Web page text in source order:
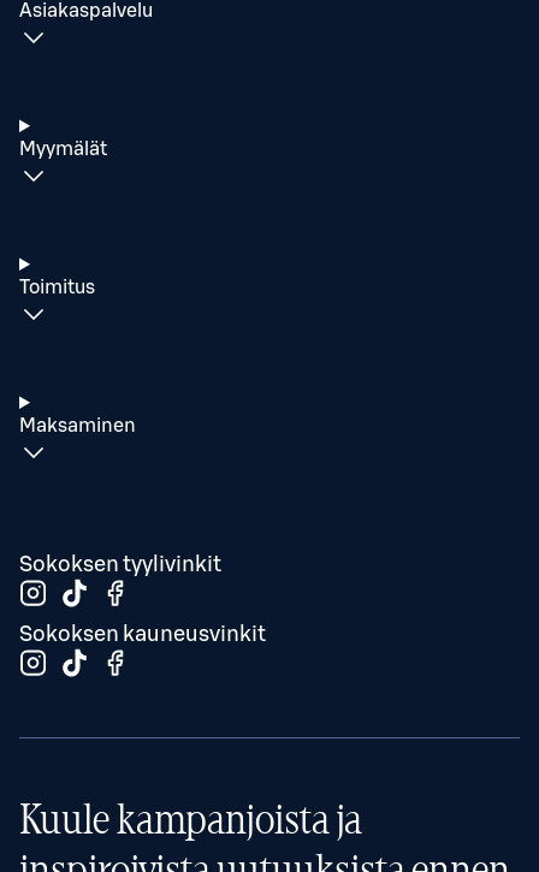
Asiakaspalvelu
Myymälät
Toimitus
Maksaminen
Sokoksen tyylivinkit
Sokoksen kauneusvinkit
Kuule kampanjoista ja